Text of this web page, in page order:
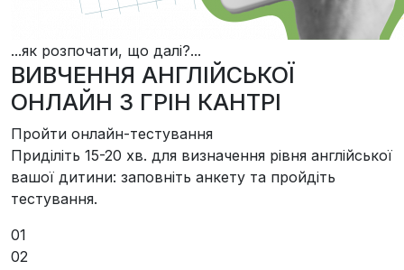
...як розпочати, що далі?...
ВИВЧЕННЯ АНГЛІЙСЬКОЇ
ОНЛАЙН З ГРІН КАНТРІ
Пройти онлайн-тестування
Приділіть 15-20 хв. для визначення рівня англійської
вашої дитини: заповніть анкету та пройдіть
тестування.
01
02